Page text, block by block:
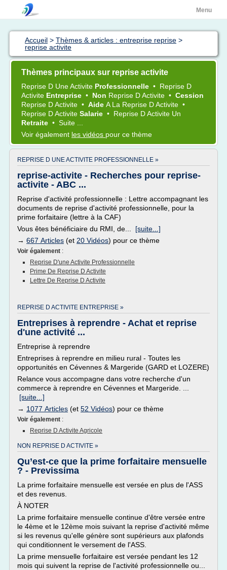
Menu
Accueil > Thèmes & articles : entreprise reprise >
reprise activite
Thèmes principaux sur reprise activite
Reprise D UneActivite Professionnelle • Reprise D
Activite Entreprise • Non Reprise DActivite • Cession
Reprise DActivite • Aide A La Reprise DActivite •
Reprise DActivite Salarie • Reprise DActivite Un
Retraite • Suite ...
Voir également les vidéos pour ce thème
REPRISE D UNE ACTIVITE PROFESSIONNELLE »
reprise-activite - Recherches pour reprise-
activite - ABC ...
Reprise d'activité professionnelle : Lettre accompagnant les
documents de reprise d'activité professionnelle, pour la
prime forfaitaire (lettre à la CAF)
Vous êtes bénéficiaire du RMI, de... [suite...]
→ 667 Articles (et 20 Vidéos) pour ce thème
Voir également :
Reprise D'une Activite Professionnelle
Prime De Reprise D Activite
Lettre De Reprise D Activite
REPRISE D ACTIVITE ENTREPRISE »
Entreprises à reprendre - Achat et reprise
d'une activité ...
Entreprise à reprendre
Entreprises à reprendre en milieu rural - Toutes les
opportunités en Cévennes & Margeride (GARD et LOZERE)
Relance vous accompagne dans votre recherche d'un
commerce à reprendre en Cévennes et Margeride. ...
[suite...]
→ 1077 Articles (et 52 Vidéos) pour ce thème
Voir également :
Reprise D Activite Agricole
NON REPRISE D ACTIVITE »
Qu’est-ce que la prime forfaitaire mensuelle
? - Previssima
La prime forfaitaire mensuelle est versée en plus de l'ASS
et des revenus.
À NOTER
La prime forfaitaire mensuelle continue d'être versée entre
le 4ème et le 12ème mois suivant la reprise d'activité même
si les revenus qu'elle génère sont supérieurs aux plafonds
qui conditionnent le versement de l'ASS.
La prime mensuelle forfaitaire est versée pendant les 12
mois qui suivent la reprise de l'activité professionnelle ou...